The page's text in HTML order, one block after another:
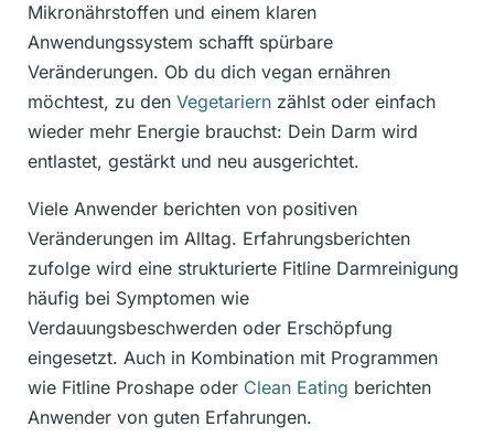
Mikronährstoffen und einem klaren
Anwendungssystem schafft spürbare
Veränderungen. Ob du dich vegan ernähren
möchtest, zu den Vegetariern zählst oder einfach
wieder mehr Energie brauchst: Dein Darm wird
entlastet, gestärkt und neu ausgerichtet.
Viele Anwender berichten von positiven
Veränderungen im Alltag. Erfahrungsberichten
zufolge wird eine strukturierte Fitline Darmreinigung
häufig bei Symptomen wie
Verdauungsbeschwerden oder Erschöpfung
eingesetzt. Auch in Kombination mit Programmen
wie Fitline Proshape oder Clean Eating berichten
Anwender von guten Erfahrungen.